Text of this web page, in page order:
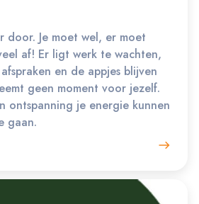
door. Je moet wel, er moet
af! Er ligt werk te wachten,
en de appjes blijven
geen moment voor jezelf.
ontspanning je energie kunnen
gaan.